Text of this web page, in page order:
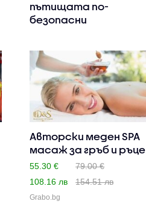
пътищата по-
безопасни
Авторски меден SPA
масаж за гръб и ръце
55.30 €
79.00 €
108.16 лв
154.51 лв
Grabo.bg